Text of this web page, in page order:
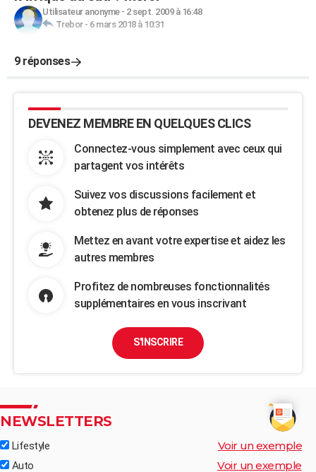
Utilisateur anonyme- 2 sept. 2009 à 16:48
Trebor- 6 mars 2018 à 10:31
9 réponses
DEVENEZ MEMBRE EN QUELQUES CLICS
Connectez-vous simplement avec ceux qui
partagent vos intérêts
Suivez vos discussions facilement et
obtenez plus de réponses
Mettez en avant votre expertise et aidez les
autres membres
Profitez de nombreuses fonctionnalités
supplémentaires en vous inscrivant
S'INSCRIRE
NEWSLETTERS
Lifestyle Voir un exemple
Auto Voir un exemple